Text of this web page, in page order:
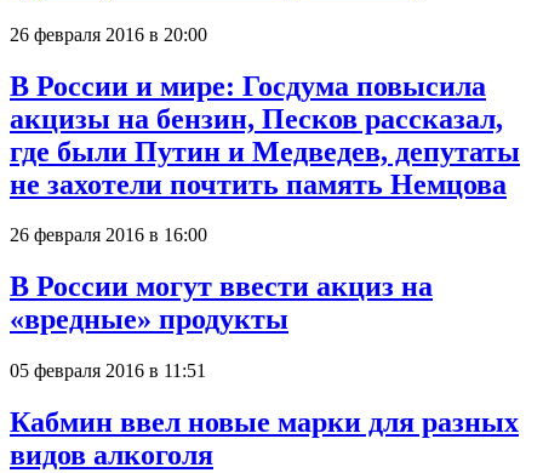
26 февраля 2016 в 20:00
В России и мире: Госдума повысила
акцизы на бензин, Песков рассказал,
где были Путин и Медведев, депутаты
не захотели почтить память Немцова
26 февраля 2016 в 16:00
В России могут ввести акциз на
«вредные» продукты
05 февраля 2016 в 11:51
Кабмин ввел новые марки для разных
видов алкоголя